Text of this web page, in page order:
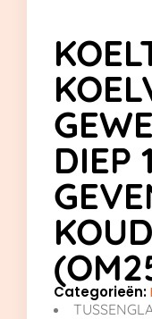
DIEP
Categorieën: